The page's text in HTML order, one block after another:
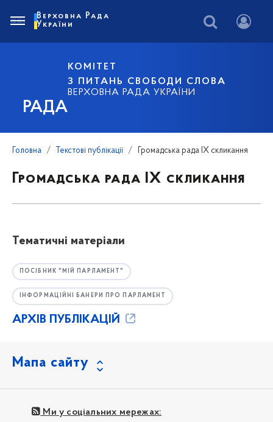
РАДА
КОМІТЕТ
З ПИТАНЬ СВОБОДИ СЛОВА
ВЕРХОВНА РАДА УКРАЇНИ
Верховна Рада
України
Головна Текстові публікації Громадська рада ІХ скликання
Громадська рада ІХ скликання
Тематичні матеріали
ПОСІБНИК "МІЙ ПАРЛАМЕНТ"
ІНФОРМАЦІЙНІ БАНЕРИ ПРО ПАРЛАМЕНТ
АРХІВ ПУБЛІКАЦІЙ
Мапа сайту
Ми у соціальних мережах: